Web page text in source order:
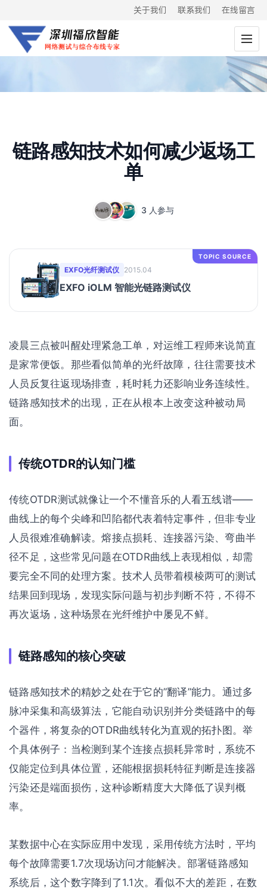
关于我们 联系我们 在线留言
链路感知技术如何减少返场工
单
3 人参与
TOPIC SOURCE
EXFO光纤测试仪 2015.04
EXFO iOLM 智能光链路测试仪
凌晨三点被叫醒处理紧急工单，对运维工程师来说简直
是家常便饭。那些看似简单的光纤故障，往往需要技术
人员反复往返现场排查，耗时耗力还影响业务连续性。
链路感知技术的出现，正在从根本上改变这种被动局
面。
传统OTDR的认知门槛
传统OTDR测试就像让一个不懂音乐的人看五线谱——
曲线上的每个尖峰和凹陷都代表着特定事件，但非专业
人员很难准确解读。熔接点损耗、连接器污染、弯曲半
径不足，这些常见问题在OTDR曲线上表现相似，却需
要完全不同的处理方案。技术人员带着模棱两可的测试
结果回到现场，发现实际问题与初步判断不符，不得不
再次返场，这种场景在光纤维护中屡见不鲜。
链路感知的核心突破
链路感知技术的精妙之处在于它的”翻译”能力。通过多
脉冲采集和高级算法，它能自动识别并分类链路中的每
个器件，将复杂的OTDR曲线转化为直观的拓扑图。举
个具体例子：当检测到某个连接点损耗异常时，系统不
仅能定位到具体位置，还能根据损耗特征判断是连接器
污染还是端面损伤，这种诊断精度大大降低了误判概
率。
某数据中心在实际应用中发现，采用传统方法时，平均
每个故障需要1.7次现场访问才能解决。部署链路感知
系统后，这个数字降到了1.1次。看似不大的差距，在数